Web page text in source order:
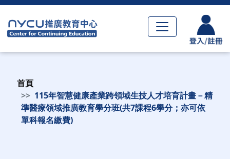
首頁
115年智慧健康產業跨領域生技人才培育計畫－精
準醫療領域推廣教育學分班(共7課程6學分；亦可依
單科報名繳費)